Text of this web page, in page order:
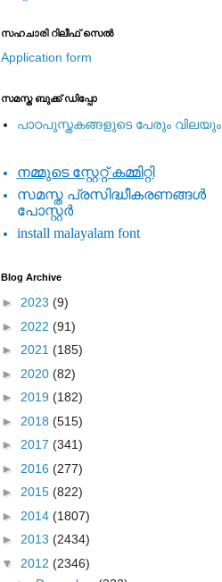
സഹചാരി റിലീഫ് സെല്‍
Application form
സമസ്ത ബുക്ക് ഡിപ്പോ
പാഠപുസ്തകങ്ങളുടെ പേരും വിലയും
നമ്മുടെ സ്റ്റേറ്റ് കമ്മിറ്റി
സമസ്ത പ്രസിദ്ധീകരണങ്ങള്‍
പോസ്റ്റര്‍
install malayalam font
Blog Archive
► 2023 (9)
► 2022 (91)
► 2021 (185)
► 2020 (82)
► 2019 (182)
► 2018 (515)
► 2017 (341)
► 2016 (277)
► 2015 (822)
► 2014 (1807)
► 2013 (2434)
▼ 2012 (2346)